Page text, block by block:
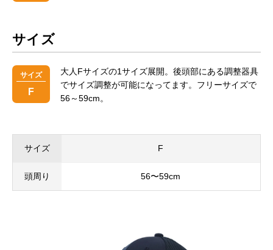
サイズ
サイズ
F
大人Fサイズの1サイズ展開。後頭部にある調整器具
でサイズ調整が可能になってます。フリーサイズで
56～59cm。
サイズ F
頭周り 56〜59cm